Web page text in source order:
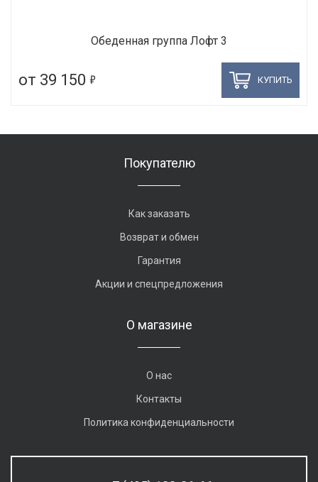
Обеденная группа Лофт 3
от 39 150 5 КУПИТЬ
Покупателю
Как заказать
Возврат и обмен
Гарантия
Акции и спецпредложения
О магазине
О нас
Контакты
Политика конфиденциальности